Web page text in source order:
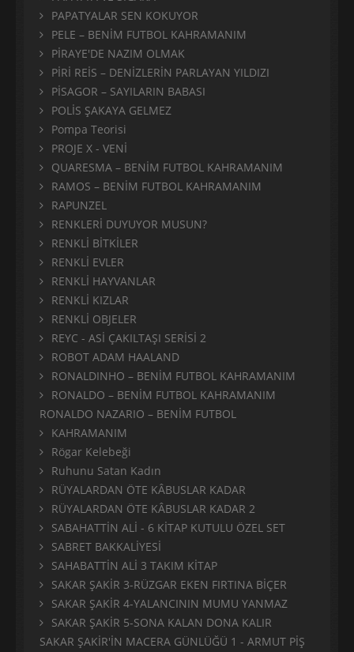
PAPATYALAR SEN KOKUYOR
PELE – BENİM FUTBOL KAHRAMANIM
PİRAYE'DE NAZIM OLMAK
PİRİ REİS – DENİZLERİN PARLAYAN YILDIZI
PİSAGOR – SAYILARIN BABASI
POLİS ŞAKAYA GELMEZ
Pompa Teorisi
PROJE X - VENİ
QUARESMA – BENİM FUTBOL KAHRAMANIM
RAMOS – BENİM FUTBOL KAHRAMANIM
RAPUNZEL
RENKLERİ DUYUYOR MUSUN?
RENKLİ BİTKİLER
RENKLİ EVLER
RENKLİ HAYVANLAR
RENKLİ KIZLAR
RENKLİ OBJELER
REYC - ASİ ÇAKILTAŞI SERİSİ 2
ROBOT ADAM HAALAND
RONALDINHO – BENİM FUTBOL KAHRAMANIM
RONALDO – BENİM FUTBOL KAHRAMANIM
RONALDO NAZARIO – BENİM FUTBOL
KAHRAMANIM
Rögar Kelebeği
Ruhunu Satan Kadın
RÜYALARDAN ÖTE KÂBUSLAR KADAR
RÜYALARDAN ÖTE KÂBUSLAR KADAR 2
SABAHATTİN ALİ - 6 KİTAP KUTULU ÖZEL SET
SABRET BAKKALİYESİ
SAHABATTİN ALİ 3 TAKIM KİTAP
SAKAR ŞAKİR 3-RÜZGAR EKEN FIRTINA BİÇER
SAKAR ŞAKİR 4-YALANCININ MUMU YANMAZ
SAKAR ŞAKİR 5-SONA KALAN DONA KALIR
SAKAR ŞAKİR'İN MACERA GÜNLÜĞÜ 1 - ARMUT PİŞ